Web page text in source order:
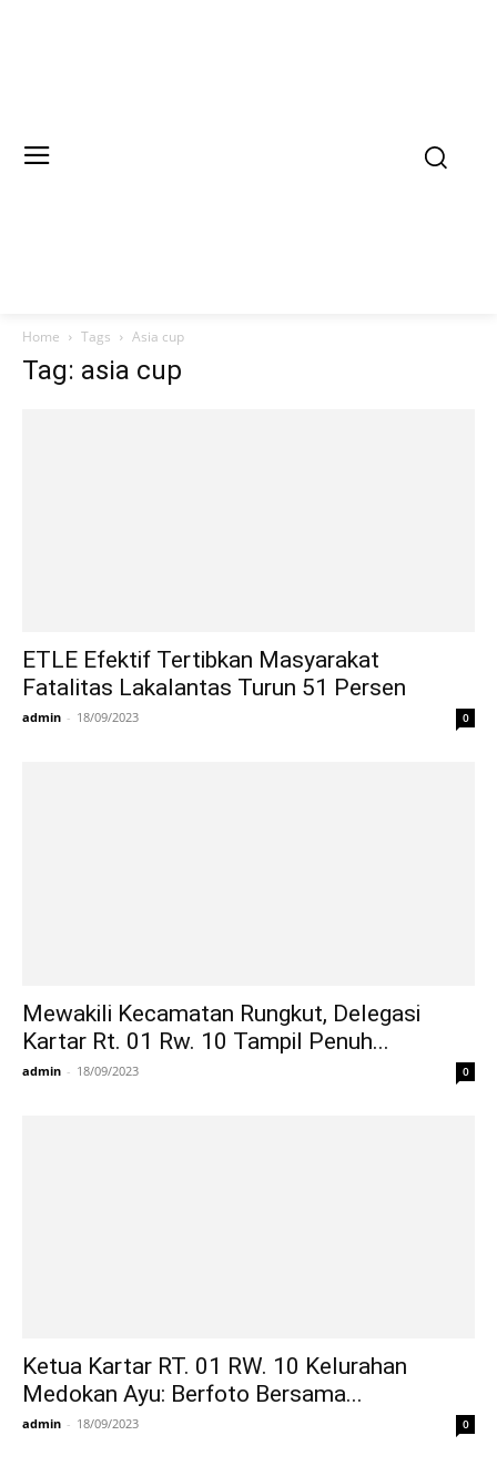
Home Tags Asia cup
Tag: asia cup
ETLE Efektif Tertibkan Masyarakat
Fatalitas Lakalantas Turun 51 Persen
admin - 18/09/2023 0
Mewakili Kecamatan Rungkut, Delegasi
Kartar Rt. 01 Rw. 10 Tampil Penuh...
admin - 18/09/2023 0
Ketua Kartar RT. 01 RW. 10 Kelurahan
Medokan Ayu: Berfoto Bersama...
admin - 18/09/2023 0